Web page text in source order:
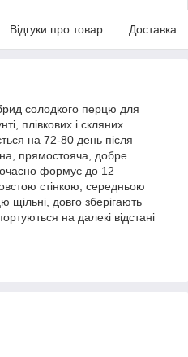
Відгуки про товар Доставка
солодкого перцю для
плівкових і скляних
на 72-80 день після
прямостояча, добре
формує до 12
стінкою, середньою
довго зберігають
на далекі відстані